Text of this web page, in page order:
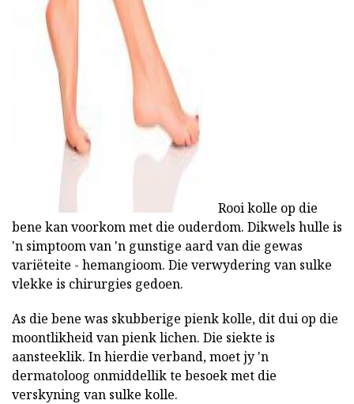
Rooi kolle op die
bene kan voorkom met die ouderdom. Dikwels hulle is
'n simptoom van 'n gunstige aard van die gewas
variëteite - hemangioom. Die verwydering van sulke
vlekke is chirurgies gedoen.
As die bene was skubberige pienk kolle, dit dui op die
moontlikheid van pienk lichen. Die siekte is
aansteeklik. In hierdie verband, moet jy 'n
dermatoloog onmiddellik te besoek met die
verskyning van sulke kolle.